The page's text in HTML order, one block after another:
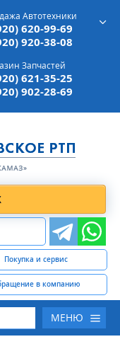
Автотехники
620-99-69
920-38-08
Запчастей
621-35-25
902-28-69
Покупка и сервис
в компанию
МЕНЮ